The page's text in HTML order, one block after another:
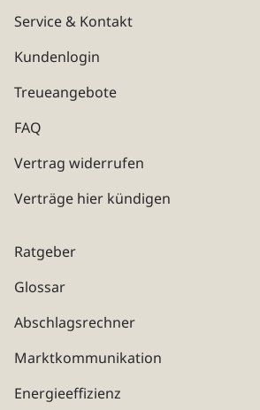
Service & Kontakt
Kundenlogin
Treueangebote
FAQ
Vertrag widerrufen
Verträge hier kündigen
Ratgeber
Glossar
Abschlagsrechner
Marktkommunikation
Energieeffizienz